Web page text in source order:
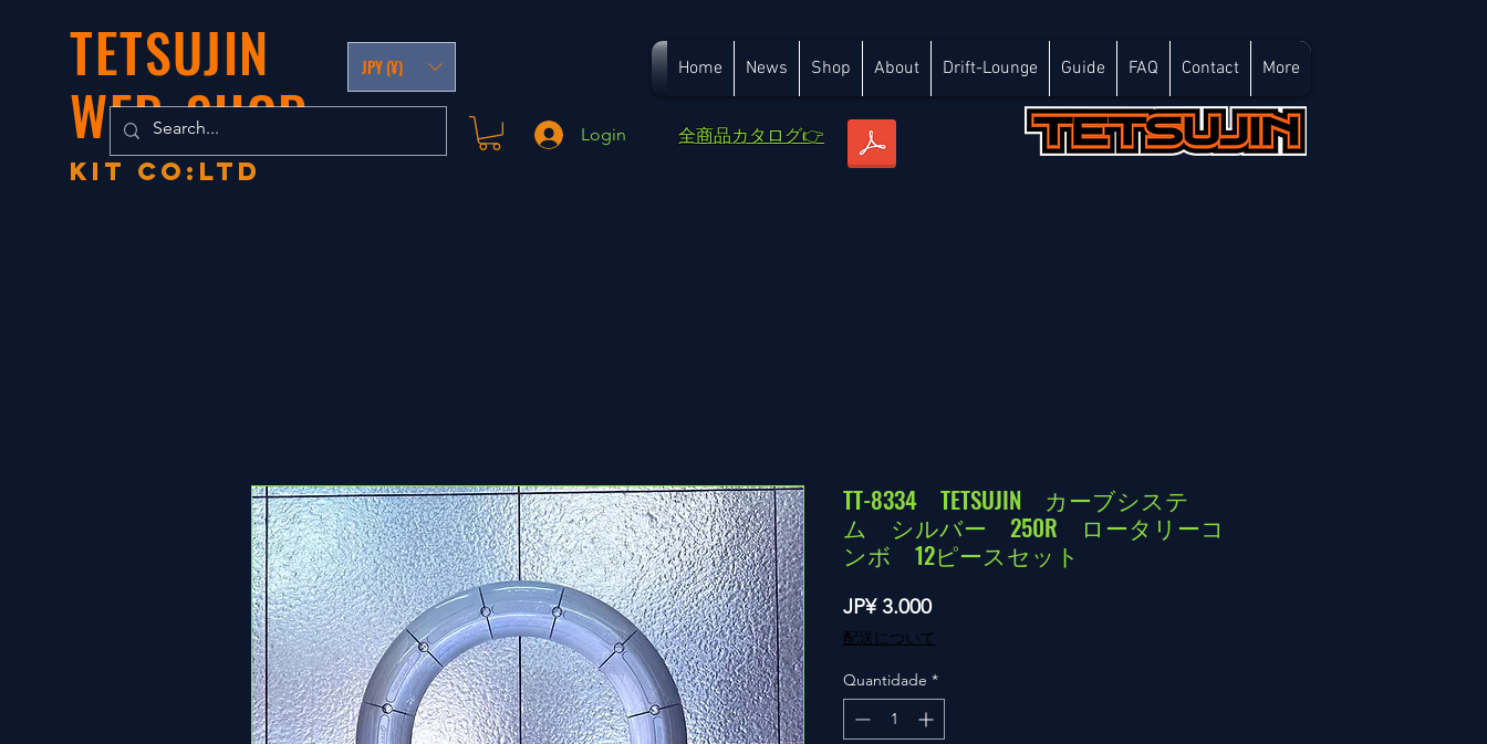
TETSUJIN
WEB-SHOP
KIT co:LTD
JPY (¥) Home News Shop About Drift-Lounge Guide FAQ Contact More
Login ​全商品カタログ👉
TT-8334 TETSUJIN カーブシステ
ム シルバー 250R ロータリーコ
ンボ 12ピースセット
JP¥ 3.000Preço
配送について
Quantidade *